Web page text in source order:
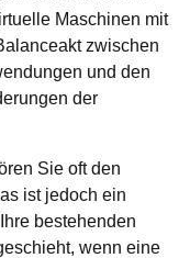
Maschinen mit
zwischen
und den
der
Sie oft den
ist jedoch ein
bestehenden
wenn eine